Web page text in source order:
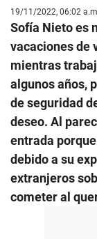
19/11/2022, 06:02
Sofía Nieto es
vacaciones de
mientras
algunos años,
de seguridad
deseo. Al
entrada
debido a su
extranjeros
cometer al